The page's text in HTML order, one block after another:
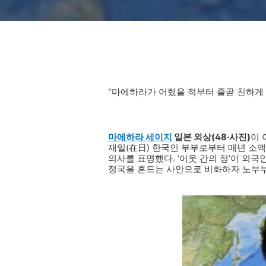
“마에하라가 어렸을 적부터 줄곧 친하
마에하라 세이지 일본 외상(48·사진)이
재일(在日) 한국인 부부로부터 매년 소
의사를 표명했다. ‘이웃 간의 정’이 외
정국을 흔드는 사안으로 비화하자 노부